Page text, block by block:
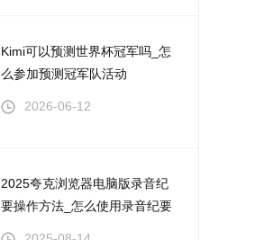
Kimi可以预测世界杯冠军吗_怎
么参加预测冠军队活动
2026-06-12
2025夸克浏览器电脑版录音纪
要操作方法_怎么使用录音纪要